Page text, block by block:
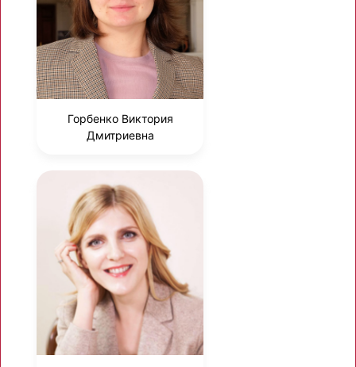
Горбенко Виктория
Дмитриевна